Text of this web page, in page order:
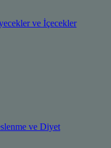
ve İçecekler
ve Diyet